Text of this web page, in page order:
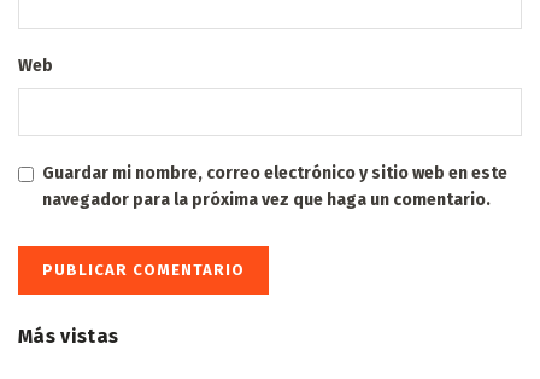
Web
Guardar mi nombre, correo electrónico y sitio web en este
navegador para la próxima vez que haga un comentario.
Más vistas